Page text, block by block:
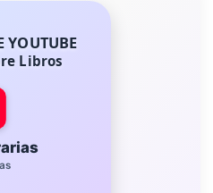
YOUTUBE
Libros